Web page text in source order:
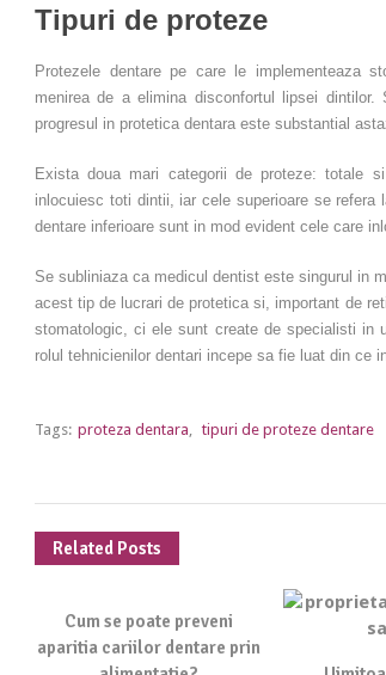
Tipuri de proteze
Protezele dentare pe care le implementeaza
menirea de a elimina disconfortul lipsei
progresul in protetica dentara este substantial
Exista doua mari categorii de proteze: totale
inlocuiesc toti dintii, iar cele superioare se
dentare inferioare sunt in mod evident cele care
Se subliniaza ca medicul dentist este singurul in
acest tip de lucrari de protetica si, important de
stomatologic, ci ele sunt create de specialisti in
rolul tehnicienilor dentari incepe sa fie luat din ce
Tags: proteza dentara, tipuri de proteze dentare
Related Posts
Cum se poate preveni
aparitia cariilor dentare prin